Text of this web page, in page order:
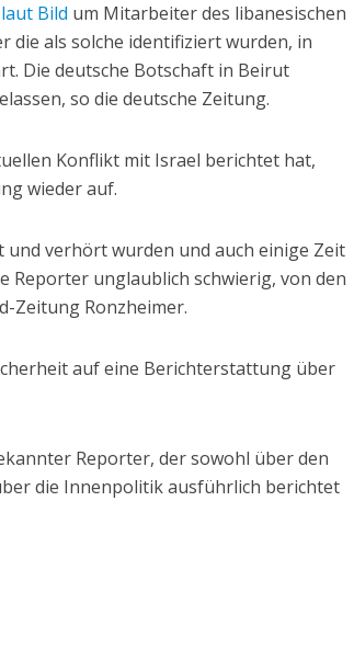
laut Bild um Mitarbeiter des libanesischen
die als solche identifiziert wurden, in
Die deutsche Botschaft in Beirut
so die deutsche Zeitung.
Konflikt mit Israel berichtet hat,
wieder auf.
verhört wurden und auch einige Zeit
Reporter unglaublich schwierig, von den
Zeitung Ronzheimer.
auf eine Berichterstattung über
Reporter, der sowohl über den
die Innenpolitik ausführlich berichtet